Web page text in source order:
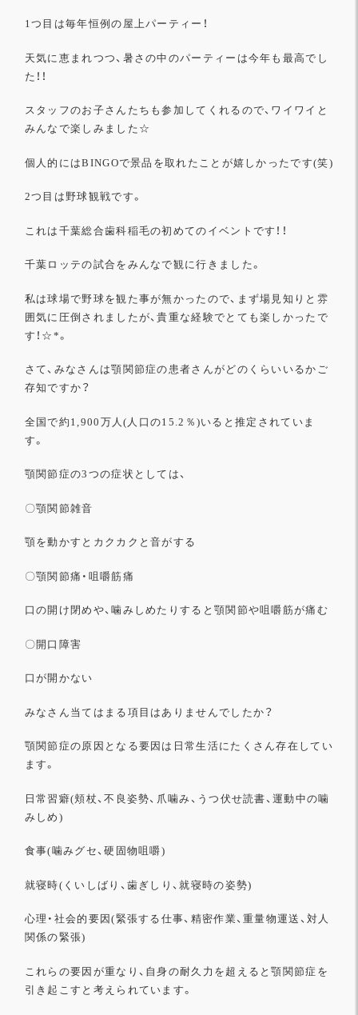
1つ目は毎年恒例の屋上パーティー！
天気に恵まれつつ、暑さの中のパーティーは今年も最高でし
た！！
スタッフのお子さんたちも参加してくれるので、 ワイワイと
みんなで楽しみました☆
個人的にはBINGOで景品を取れたことが嬉しかったです(笑)
2つ目は野球観戦です。
これは千葉総合歯科稲毛の初めてのイベントです！！
千葉ロッテの試合をみんなで観に行きました。
私は球場で野球を観た事が無かったので、 まず場見知りと雰
囲気に圧倒されましたが、貴重な経験でとても楽しかったで
す！☆*。
さて、 みなさんは顎関節症の患者さんがどのくらいいるかご
存知ですか？
全国で約1,900万人(人口の15.2％)いると推定されていま
す。
顎関節症の3つの症状としては、
〇顎関節雑音
顎を動かすとカクカクと音がする
〇顎関節痛・咀嚼筋痛
口の開け閉めや、噛みしめたりすると顎関節や咀嚼筋が痛む
〇開口障害
口が開かない
みなさん当てはまる項目はありませんでしたか？
顎関節症の原因となる要因は日常生活にたくさん存在してい
ます。
日常習癖(頬杖、不良姿勢、爪噛み、うつ伏せ読書、運動中の噛
みしめ)
食事(噛みグセ、硬固物咀嚼)
就寝時(くいしばり、歯ぎしり、就寝時の姿勢)
心理・社会的要因(緊張する仕事、精密作業、重量物運送、 対人
関係の緊張)
これらの要因が重なり、 自身の耐久力を超えると顎関節症を
引き起こすと考えられています。